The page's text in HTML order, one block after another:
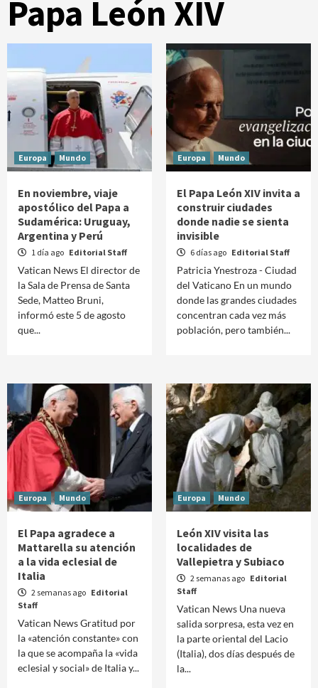
Papa León XIV
Europa Mundo
En noviembre, viaje
apostólico del Papa a
Sudamérica: Uruguay,
Argentina y Perú
1 día ago Editorial Staff
Vatican News El director de
la Sala de Prensa de Santa
Sede, Matteo Bruni,
informó este 5 de agosto
que...
Europa Mundo
El Papa León XIV invita a
construir ciudades
donde nadie se sienta
invisible
6 días ago Editorial Staff
Patricia Ynestroza - Ciudad
del Vaticano En un mundo
donde las grandes ciudades
concentran cada vez más
población, pero también...
Europa Mundo
El Papa agradece a
Mattarella su atención
a la vida eclesial de
Italia
2 semanas ago Editorial
Staff
Vatican News Gratitud por
la «atención constante» con
la que se acompaña la «vida
eclesial y social» de Italia y...
Europa Mundo
León XIV visita las
localidades de
Vallepietra y Subiaco
2 semanas ago Editorial
Staff
Vatican News Una nueva
salida sorpresa, esta vez en
la parte oriental del Lacio
(Italia), dos días después de
la...